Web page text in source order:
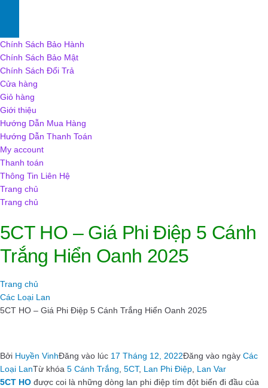
Chính Sách Bảo Hành
Chính Sách Bảo Mật
Chính Sách Đổi Trả
Cửa hàng
Giỏ hàng
Giới thiệu
Hướng Dẫn Mua Hàng
Hướng Dẫn Thanh Toán
My account
Thanh toán
Thông Tin Liên Hệ
Trang chủ
Trang chủ
5CT HO – Giá Phi Điệp 5 Cánh
Trắng Hiển Oanh 2025
Trang chủ
Các Loại Lan
5CT HO – Giá Phi Điệp 5 Cánh Trắng Hiển Oanh 2025
Bởi Huyền VinhĐăng vào lúc 17 Tháng 12, 2022Đăng vào ngày Các
Loại LanTừ khóa 5 Cánh Trắng, 5CT, Lan Phi Điệp, Lan Var
5CT HO được coi là những dòng lan phi điệp tím đột biến đi đầu của